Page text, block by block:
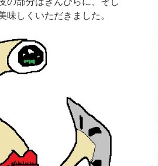
味しくいただきました。